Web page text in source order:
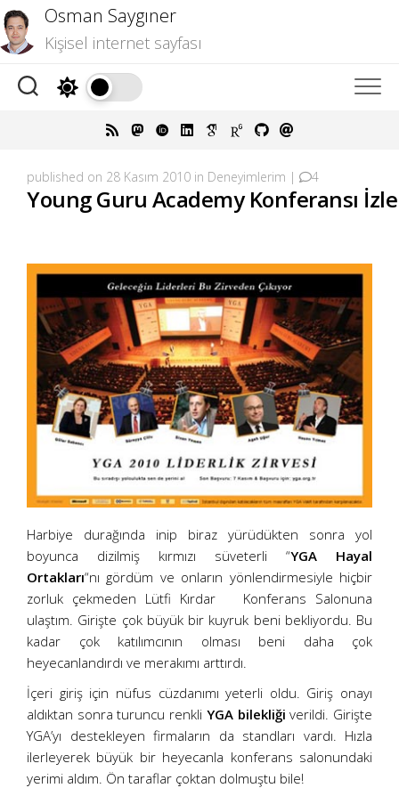
Skip
to
content
Osman Saygıner
Kişisel internet sayfası
published on 28 Kasım 2010 in Deneyimlerim | 4
Young Guru Academy Konferansı
Harbiye durağında inip biraz yürüdükten sonra yol
boyunca dizilmiş kırmızı süveterli “YGA Hayal
Ortakları“nı gördüm ve onların yönlendirmesiyle hiçbir
zorluk çekmeden Lütfi Kırdar Konferans Salonuna
ulaştım. Girişte çok büyük bir kuyruk beni bekliyordu. Bu
kadar çok katılımcının olması beni daha çok
heyecanlandırdı ve merakımı arttırdı.
İçeri giriş için nüfus cüzdanımı yeterli oldu. Giriş onayı
aldıktan sonra turuncu renkli YGA bilekliği verildi. Girişte
YGA’yı destekleyen firmaların da standları vardı. Hızla
ilerleyerek büyük bir heyecanla konferans salonundaki
yerimi aldım. Ön taraflar çoktan dolmuştu bile!